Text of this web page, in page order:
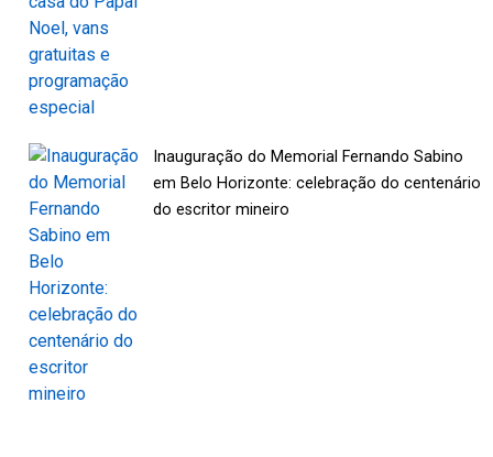
Inauguração do Memorial Fernando Sabino
em Belo Horizonte: celebração do centenário
do escritor mineiro